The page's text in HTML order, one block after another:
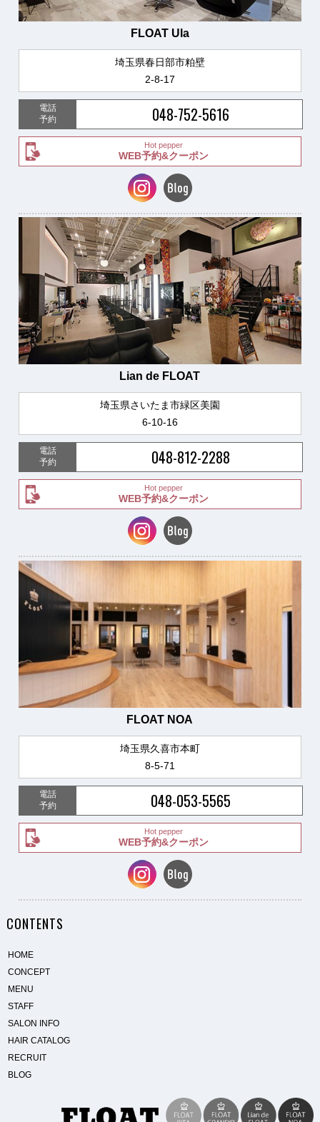
FLOAT Ula
埼玉県春日部市粕壁
2-8-17
電話
予約
048-752-5616
Hot pepper
WEB予約&クーポン
Lian de FLOAT
埼玉県さいたま市緑区美園
6-10-16
電話
予約
048-812-2288
Hot pepper
WEB予約&クーポン
FLOAT NOA
埼玉県久喜市本町
8-5-71
電話
予約
048-053-5565
Hot pepper
WEB予約&クーポン
CONTENTS
HOME
CONCEPT
MENU
STAFF
SALON INFO
HAIR CATALOG
RECRUIT
BLOG